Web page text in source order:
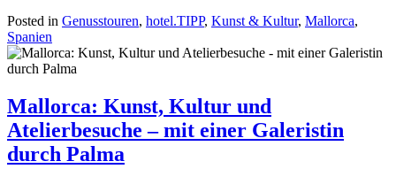
Posted in Genusstouren, hotel.TIPP, Kunst & Kultur, Mallorca,
Spanien
Mallorca: Kunst, Kultur und
Atelierbesuche – mit einer Galeristin
durch Palma